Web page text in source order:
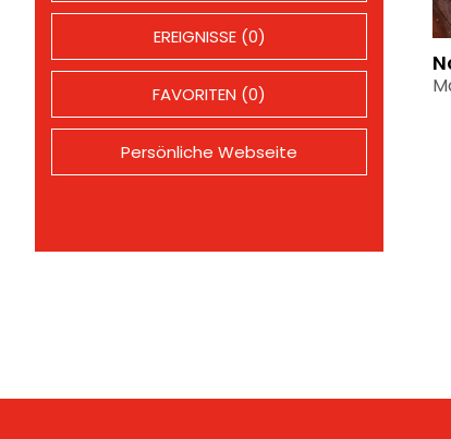
EREIGNISSE (0)
FAVORITEN (0)
Persönliche Webseite